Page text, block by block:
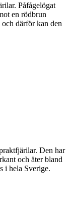
Påfågelögat
en rödbrun
därför kan den
Den har
och äter bland
i hela Sverige.